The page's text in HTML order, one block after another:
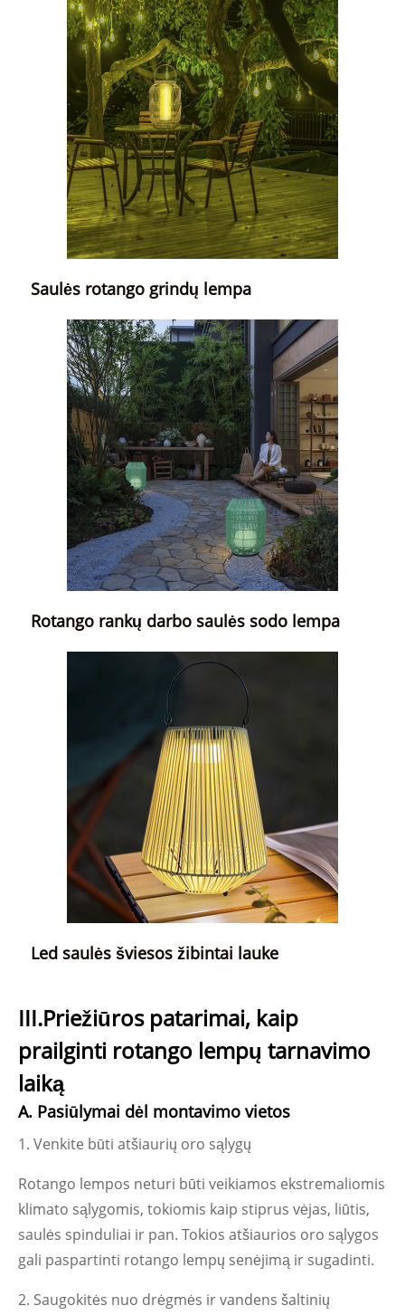
Saulės rotango grindų lempa
Rotango rankų darbo saulės sodo lempa
Led saulės šviesos žibintai lauke
III.Priežiūros patarimai, kaip
prailginti rotango lempų tarnavimo
laiką
A. Pasiūlymai dėl montavimo vietos
1. Venkite būti atšiaurių oro sąlygų
Rotango lempos neturi būti veikiamos ekstremaliomis
klimato sąlygomis, tokiomis kaip stiprus vėjas, liūtis,
saulės spinduliai ir pan. Tokios atšiaurios oro sąlygos
gali paspartinti rotango lempų senėjimą ir sugadinti.
2. Saugokitės nuo drėgmės ir vandens šaltinių